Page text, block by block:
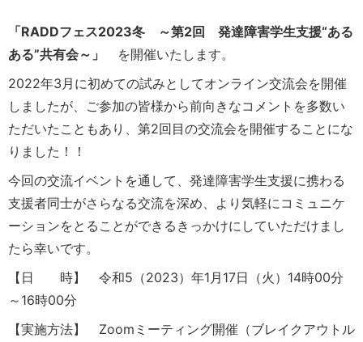
「RADDフェス2023冬 ～第2回 発達障害学生支援“ある
ある”共有会～」
を開催いたします。
2022年3月に初めての試みとしてオンライン交流会を開催
しましたが、ご参加の皆様から前向きなコメントを多数い
ただいたこともあり、第2回目の交流会を開催することにな
りました！！
今回の交流イベントを通して、発達障害学生支援に携わる
支援者同士がさらなる交流を深め、より気軽にコミュニケ
ーションをとることができるきっかけにしていただけまし
たら幸いです。
【日 時】 令和5（2023）年1月17日（火）14時00分
～16時00分
【実施方法】 Zoomミーティング開催（ブレイクアウトル